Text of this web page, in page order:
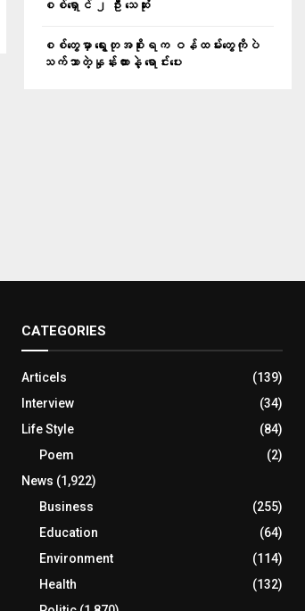
စစ်ရှောင် ၂ ဦး သေဆုံး
စစ်တွေမှာ ရွေးတုအစိုးရက ဝန်ထမ်းတွေကိုပဲ
သက်သာတဲ့နှုန်းထားနဲ့ ရောင်းပေး
CATEGORIES
Articels
(139)
Interview
(34)
Life Style
(84)
Poem
(2)
News (1,922)
Business
(255)
Education
(64)
Environment
(114)
Health
(132)